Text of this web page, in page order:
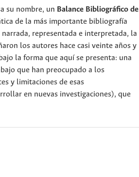
su nombre, un Balance Bibliográfico de
de la más importante bibliografía
representada e interpretada, la
los autores hace casi veinte años y
la forma que aquí se presenta: una
que han preocupado a los
y limitaciones de esas
en nuevas investigaciones), que